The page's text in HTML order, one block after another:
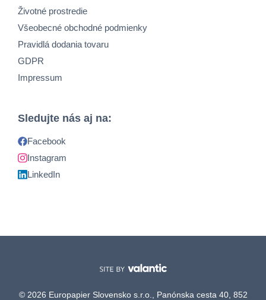
Životné prostredie
Všeobecné obchodné podmienky
Pravidlá dodania tovaru
GDPR
Impressum
Sledujte nás aj na:
Facebook
Instagram
LinkedIn
© 2026 Europapier Slovensko s.r.o., Panónska cesta 40, 852